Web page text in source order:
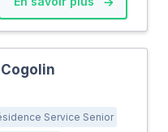
Service Senior